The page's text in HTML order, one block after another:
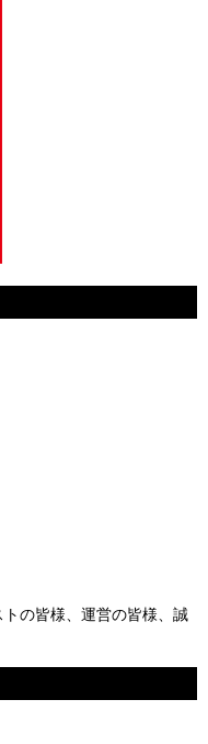
の皆様、運営の皆様、誠